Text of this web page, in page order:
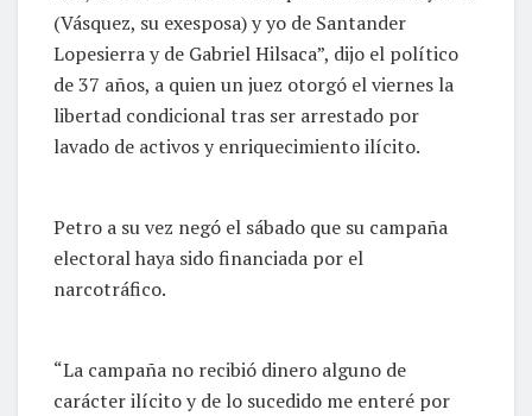
(Vásquez, su exesposa) y yo de Santander
Lopesierra y de Gabriel Hilsaca”, dijo el político
de 37 años, a quien un juez otorgó el viernes la
libertad condicional tras ser arrestado por
lavado de activos y enriquecimiento ilícito.
Petro a su vez negó el sábado que su campaña
electoral haya sido financiada por el
narcotráfico.
“La campaña no recibió dinero alguno de
carácter ilícito y de lo sucedido me enteré por